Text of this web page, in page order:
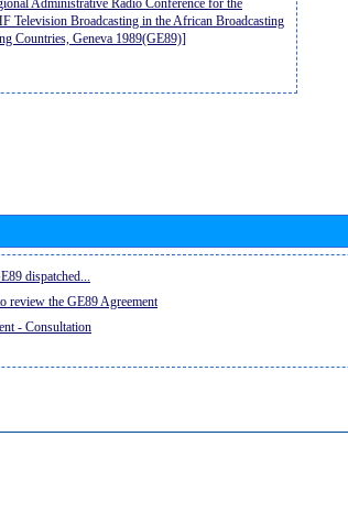
Television Broadcasting in the African Broadcasting
Countries, Geneva 1989(GE89)]
dispatched...
review the GE89 Agreement
- Consultation